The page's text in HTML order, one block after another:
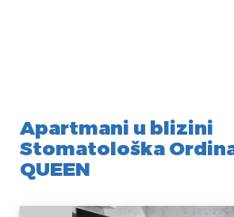
Apartmani u blizini
Stomatološka
QUEEN
Studio Apartman Naki 1 Beograd